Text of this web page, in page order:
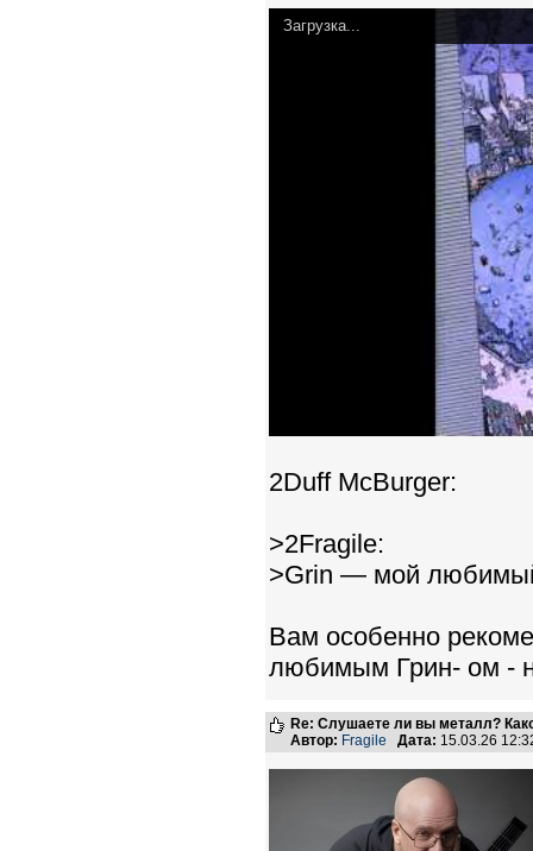
Загрузка...
2Duff McBurger:
>2Fragile:
>Grin — мой
Вам особенно
любимым Грин- ом -
Re: Слушаете ли вы металл?
Автор: Fragile Дата: 15.03.26